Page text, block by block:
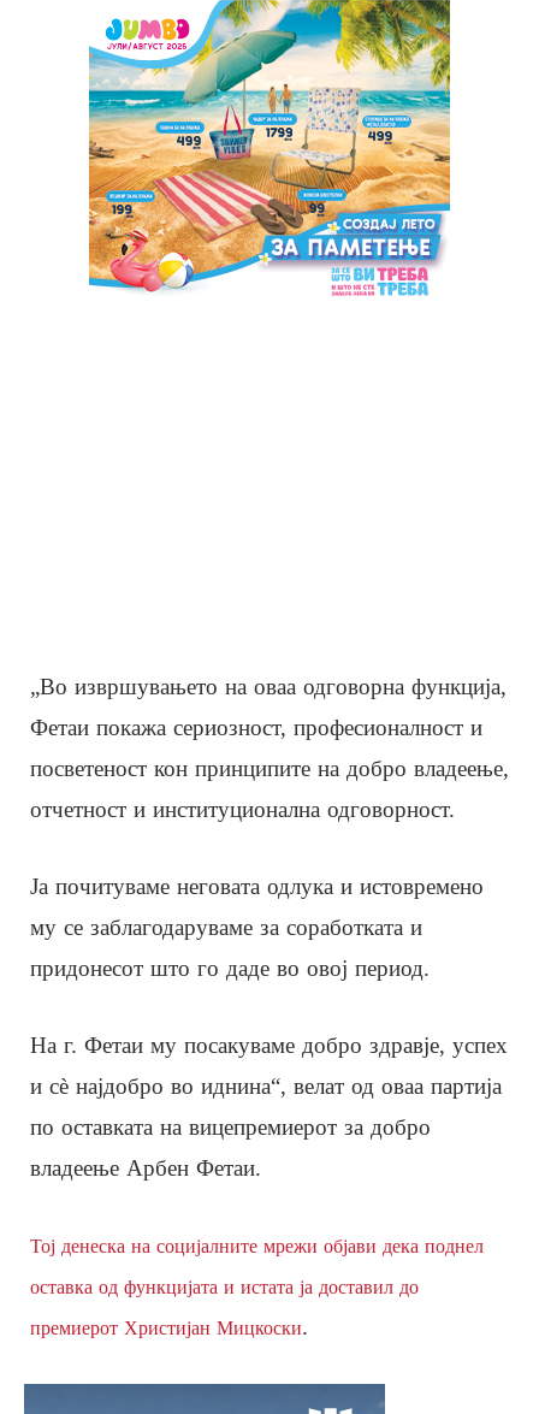
„Во извршувањето на оваа одговорна функција,
Фетаи покажа сериозност, професионалност и
посветеност кон принципите на добро владеење,
отчетност и институционална одговорност.
Ја почитуваме неговата одлука и истовремено
му се заблагодаруваме за соработката и
придонесот што го даде во овој период.
На г. Фетаи му посакуваме добро здравје, успех
и сѐ најдобро во иднина“, велат од оваа партија
по оставката на вицепремиерот за добро
владеење Арбен Фетаи.
Тој денеска на социјалните мрежи објави дека поднел
оставка од функцијата и истата ја доставил до
премиерот Христијан Мицкоски.